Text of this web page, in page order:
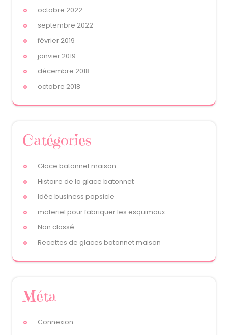
octobre 2022
septembre 2022
février 2019
janvier 2019
décembre 2018
octobre 2018
Catégories
Glace batonnet maison
Histoire de la glace batonnet
Idée business popsicle
materiel pour fabriquer les esquimaux
Non classé
Recettes de glaces batonnet maison
Méta
Connexion